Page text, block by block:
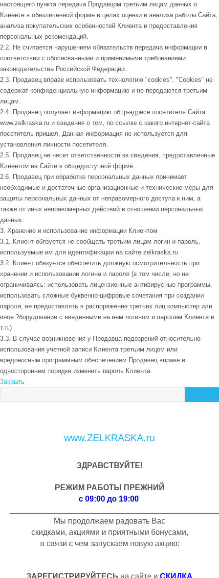
настоящего пункта передача Продавцом третьим лицам данных о
Клиенте в обезличенной форме в целях оценки и анализа работы Сайта,
анализа покупательских особенностей Клиента и предоставления
персональных рекомендаций.
2.2. Не считается нарушением обязательств передача информации в
соответствии с обоснованными и применимыми требованиями
законодательства Российской Федерации.
2.3. Продавец вправе использовать технологию "cookies". "Cookies" не
содержат конфиденциальную информацию и не передаются третьим
лицам.
2.4. Продавец получает информацию об ip-адресе посетителя Сайта
www.zelkraska.ru и сведения о том, по ссылке с какого интернет-сайта
посетитель пришел. Данная информация не используется для
установления личности посетителя.
2.5. Продавец не несет ответственности за сведения, предоставленные
Клиентом на Сайте в общедоступной форме.
2.6. Продавец при обработке персональных данных принимает
необходимые и достаточные организационные и технические меры для
защиты персональных данных от неправомерного доступа к ним, а
также от иных неправомерных действий в отношении персональных
данных.
3. Хранение и использование информации Клиентом
3.1. Клиент обязуется не сообщать третьим лицам логин и пароль,
используемые им для идентификации на сайте zelkraska.ru
3.2. Клиент обязуется обеспечить должную осмотрительность при
хранении и использовании логина и пароля (в том числе, но не
ограничиваясь: использовать лицензионные антивирусные программы,
использовать сложные буквенно-цифровые сочетания при создании
пароля, не предоставлять в распоряжение третьих лиц компьютер или
иное ?борудование с введенными на нем логином и паролем Клиента и
т.п.)
3.3. В случае возникновения у Продавца подозрений относительно
использования учетной записи Клиента третьим лицом или
вредоносным программным обеспечением Продавец вправе в
одностороннем порядке изменить пароль Клиента.
Закрыть
www.ZELKRASKA.ru
ЗДРАВСТВУЙТЕ!
РЕЖИМ РАБОТЫ ПРЕЖНИЙ
с 09:00 до 19:00
Мы продолжаем радовать Вас
скидками, акциями и приятными бонусами,
в связи с чем запускаем новую акцию:
ЗАРЕГИСТРИРУЙТЕСЬ на сайте и СКИДКА